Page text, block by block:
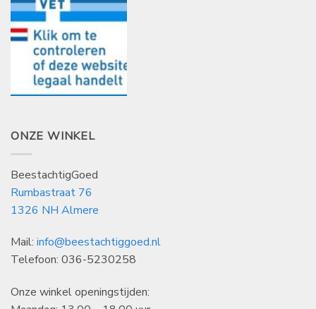
ONZE WINKEL
BeestachtigGoed
Rumbastraat 76
1326 NH Almere
Mail: info@beestachtiggoed.nl
Telefoon: 036-5230258
Onze winkel openingstijden: